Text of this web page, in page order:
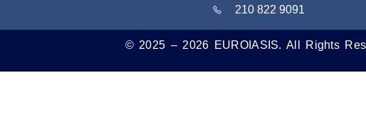
210 822 9091
© 2025 – 2026 EUROIASIS. All Rights